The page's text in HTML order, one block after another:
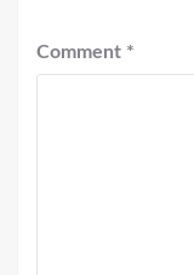
Comment *